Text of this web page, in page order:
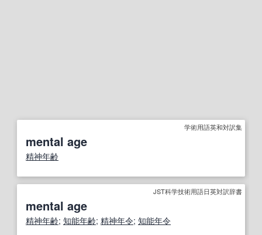
学術用語英和対訳集
mental age
精神年齢
JST科学技術用語日英対訳辞書
mental age
精神年齢; 知能年齢; 精神年令; 知能年令